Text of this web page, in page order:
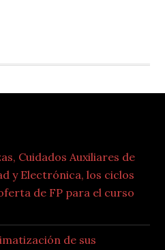
Cuidados Auxiliares de
y Electrónica, los ciclos
de FP para el curso
de sus